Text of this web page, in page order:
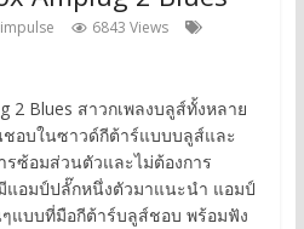
6843 Views
2 Blues สาวกเพลงบลูส์ทั้งหลาย
อบในซาวด์กีต้าร์แบบบลูส์และ
ซ้อมส่วนตัวและไม่ต้องการ
แอมป์ปลั๊กหนึ่งตัวมาแนะนำ แอมป์
แบบที่มือกีต้าร์บลูส์ชอบ พร้อมฟัง